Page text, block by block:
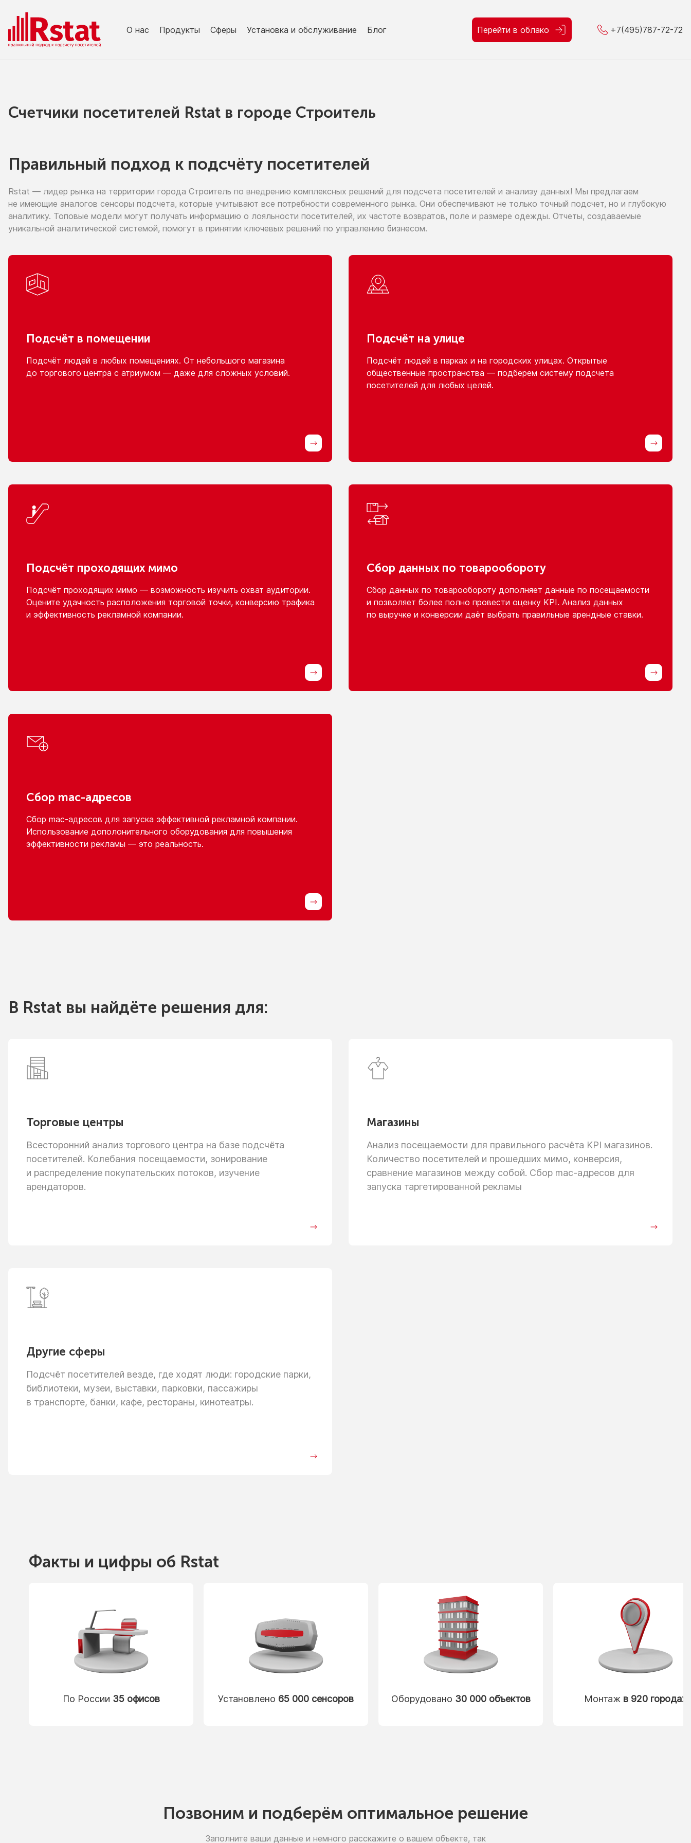
О нас Продукты Сферы Установка и обслуживание Блог Перейти в облако +7(495)787-72-72
Счетчики посетителей Rstat в городe Строитель
Правильный подход к подсчёту посетителей
Rstat — лидер рынка на территории города Строитель по внедрению комплексных решений для подсчета посетителей и анализу данных! Мы предлагаем
не имеющие аналогов сенсоры подсчета, которые учитывают все потребности современного рынка. Они обеспечивают не только точный подсчет, но и глубокую
аналитику. Топовые модели могут получать информацию о лояльности посетителей, их частоте возвратов, поле и размере одежды. Отчеты, создаваемые
уникальной аналитической системой, помогут в принятии ключевых решений по управлению бизнесом.
Подсчёт в помещении
Подсчёт людей в любых помещениях. От небольшого магазина
до торгового центра с атриумом — даже для сложных условий.
Подсчёт на улице
Подсчёт людей в парках и на городских улицах. Открытые
общественные пространства — подберем систему подсчета
посетителей для любых целей.
Подсчёт проходящих мимо
Подсчёт проходящих мимо — возможность изучить охват аудитории.
Оцените удачность расположения торговой точки, конверсию трафика
и эффективность рекламной компании.
Сбор данных по товарообороту
Сбор данных по товарооборотудополняет данные по посещаемости
и позволяет более полно провести оценку KPI. Анализ данных
по выручке и конверсии даёт выбрать правильные арендные ставки.
Сбор mac-адресов
Сбор mac-адресов для запуска эффективной рекламной компании.
Использование дополонительного оборудования для повышения
эффективности рекламы — это реальность.
В Rstat вы найдёте решения для:
Торговые центры
Всесторонний анализ торгового центра на базе подсчёта
посетителей. Колебания посещаемости, зонирование
и распределение покупательских потоков, изучение
арендаторов.
Магазины
Анализ посещаемости для правильного расчёта KPI магазинов.
Количество посетителей и прошедших мимо, конверсия,
сравнение магазинов между собой. Сбор mac-адресов для
запуска таргетированной рекламы
Другие сферы
Подсчёт посетителей везде, где ходят люди: городские парки,
библиотеки, музеи, выставки, парковки, пассажиры
в транспорте, банки, кафе, рестораны, кинотеатры.
Факты и цифры об Rstat
По России 35 офисов Установлено 65 000 сенсоров Оборудовано 30 000 объектов Монтаж в 920 городах
Позвоним и подберём оптимальное решение
Заполните ваши данные и немного расскажите о вашем объекте, так